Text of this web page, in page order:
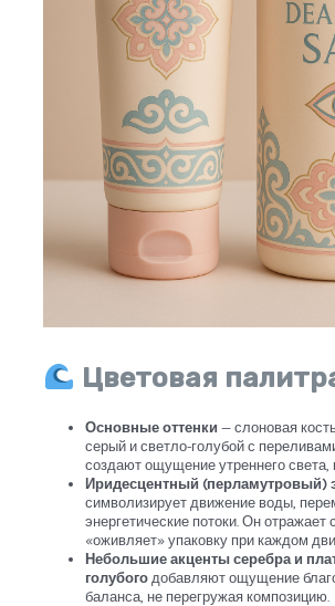
Цветовая
Основные оттенки — слоновая
серый и светло-голубой с
создают ощущение утреннего света,
Иридесцентный (перламутровый)
символизирует движение воды,
энергетические потоки. Он отражает
«оживляет» упаковку при каждом
Небольшие акценты серебра и
голубого добавляют ощущение
баланса, не перегружая композицию.